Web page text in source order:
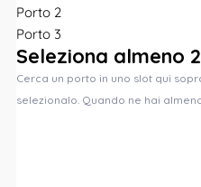
Porto 2
Porto 3
Seleziona almeno
Cerca un porto in uno slot qui
selezionalo. Quando ne hai